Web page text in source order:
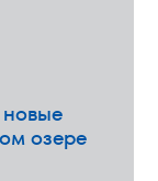
новые
озере